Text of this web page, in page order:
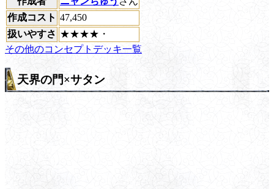
作成コスト 47,450
扱いやすさ ★★★★・
その他のコンセプトデッキ一覧
天界の門×サタン